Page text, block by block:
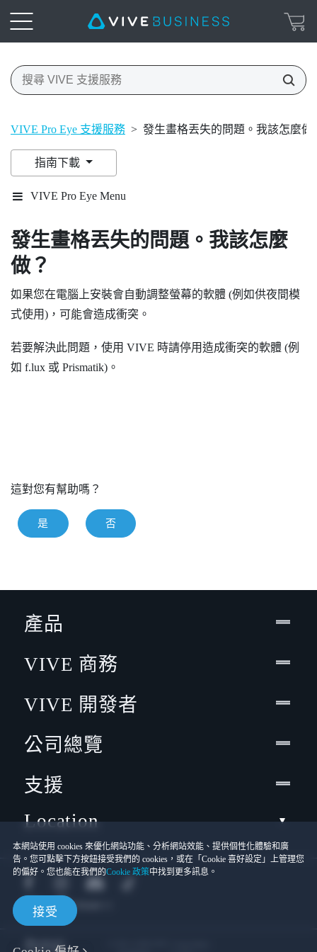
VIVE Pro Eye 支援服務 > 發生畫格丟失的問題。我該怎麼做
指南下載
VIVE Pro Eye Menu
發生畫格丟失的問題。我該怎麼
做？
如果您在電腦上安裝會自動調整螢幕的軟體 (例如供夜間模
式使用)，可能會造成衝突。
若要解決此問題，使用 VIVE 時請停用造成衝突的軟體 (例
如 f.lux 或 Prismatik)。
這對您有幫助嗎？
是 否
本網站使用 cookies 來優化網站功能、分析網站效能、提供個性化體驗和廣
告。您可點擊下方按鈕接受我們的 cookies，或在「Cookie 喜好設定」上管理您
的偏好。您也能在我們的Cookie 政策中找到更多訊息。
接受
產品
VIVE 商務
VIVE 開發者
公司總覽
支援
Location